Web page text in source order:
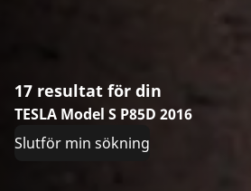
17 resultat för din
TESLA Model S P85D 2016
Slutför min sökning